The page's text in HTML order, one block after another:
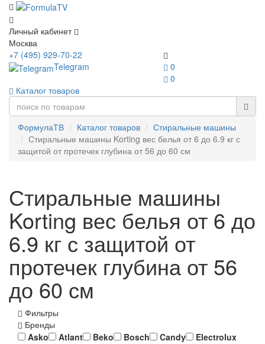
Личный кабинет
Москва
0
0
+7 (495) 929-70-22
Telegram
Каталог товаров
ФормулаТВ Каталог товаров
Стиральные машины
Стиральные машины Korting вес белья от 6 до 6.9 кг с
защитой от протечек глубина от 56 до 60 см
Стиральные машины
Korting вес белья от 6 до
6.9 кг с защитой от
протечек глубина от 56
до 60 см
Фильтры
Бренды
Asko
Atlant Beko Bosch Candy
Electrolux